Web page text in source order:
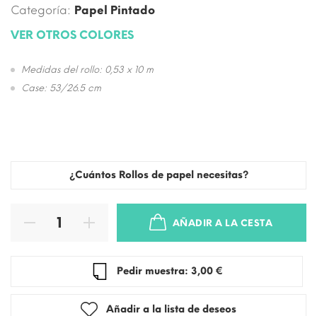
Categoría: Papel Pintado
VER OTROS COLORES
Medidas del rollo: 0,53 x 10 m
Case: 53/26.5 cm
¿Cuántos Rollos de papel necesitas?
AÑADIR A LA CESTA
Pedir muestra: 3,00 €
Añadir a la lista de deseos